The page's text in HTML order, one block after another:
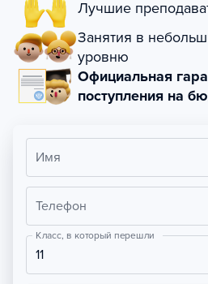
Лучшие
Занятия в
уровню
Официальная
поступления на
Имя
Телефон
Класс, в который перешли
11